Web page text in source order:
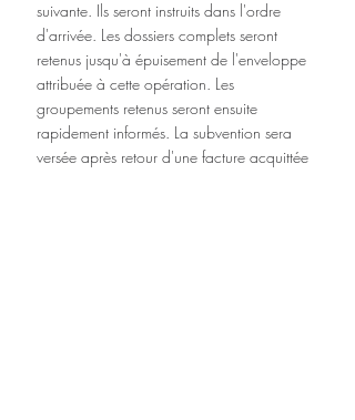
suivante. Ils seront instruits dans l'ordre
d'arrivée. Les dossiers complets seront
retenus jusqu'à épuisement de l'enveloppe
attribuée à cette opération. Les
groupements retenus seront ensuite
rapidement informés. La subvention sera
versée après retour d'une facture acquittée